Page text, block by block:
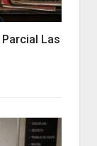
Las